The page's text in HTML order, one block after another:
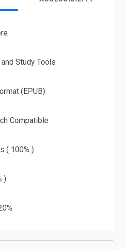
Study Tools
(EPUB)
Compatible
( 100% )
)